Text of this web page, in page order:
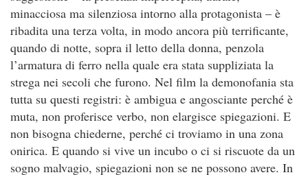
minacciosa ma silenziosa intorno alla protagonista – è
ribadita una terza volta, in modo ancora più terrificante,
quando di notte, sopra il letto della donna, penzola
l’armatura di ferro nella quale era stata suppliziata la
strega nei secoli che furono. Nel film la demonofania sta
tutta su questi registri: è ambigua e angosciante perché è
muta, non proferisce verbo, non elargisce spiegazioni. E
non bisogna chiederne, perché ci troviamo in una zona
onirica. E quando si vive un incubo o ci si riscuote da un
sogno malvagio, spiegazioni non se ne possono avere. In